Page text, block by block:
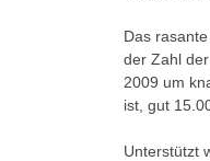
Das
der Zahl
2009 um
ist, gut
Unterstützt